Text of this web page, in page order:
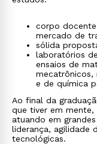
corpo
mercado de
sólida
laboratórios
ensaios de
mecatrônicos,
e de química
Ao final da
que tiver em
atuando em
liderança, agilidade
tecnológicas.